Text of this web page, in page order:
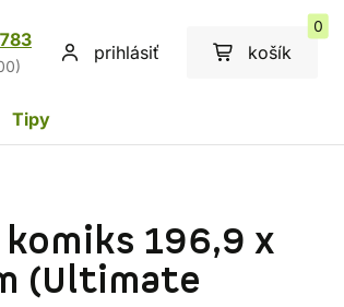
prihlásiť košík
0
Tipy
komiks 196,9 x
(Ultimate